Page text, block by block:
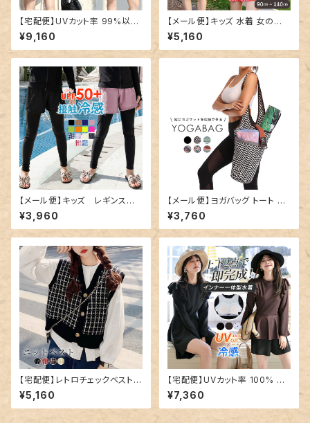
【宅配便】UVカット率 99%以上
水着 体型カバー キャミキニ レ
ディース 4点セット／hys3396
¥9,160
【メール便】キッズ 水着 女の子
セパレート オフショルダー／kid
s597
¥5,160
【メール便】キッズ レギンス一
体型ショートパンツ／kids507
¥3,960
【メール便】ヨガバッグ トート ヨ
ガマット 縦型 ケース／bag286
¥3,760
【宅配便】レトロチェックベスト／
tops1532
¥5,160
【宅配便】UVカット率 100% 水
着 レディース 体型カバー 2点セ
ット お洋服見え／hys3205
¥7,360